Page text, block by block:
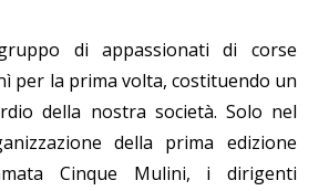
di appassionati di corse
ì per la prima volta, costituendo un
della nostra società. Solo nel
della prima edizione
Cinque Mulini, i dirigenti